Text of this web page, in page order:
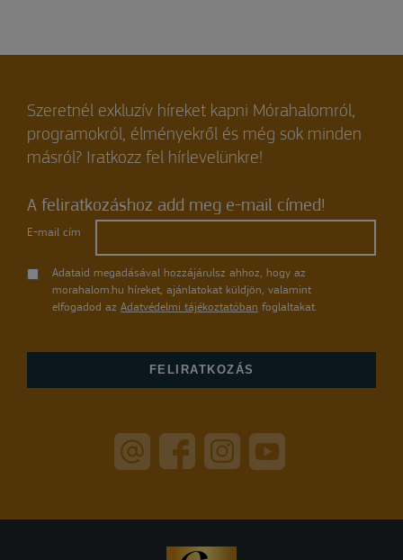
Szeretnél exkluzív híreket kapni Mórahalomról,
programokról, élményekről és még sok minden
másról? Iratkozz fel hírlevelünkre!
A feliratkozáshoz add meg e-mail címed!
E-mail cím
Adataid megadásával hozzájárulsz ahhoz, hogy az
morahalom.hu híreket, ajánlatokat küldjön, valamint
elfogadod az Adatvédelmi tájékoztatóban foglaltakat.